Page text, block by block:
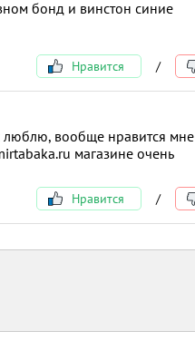
бонд и винстон синие
Нравится /
люблю, вообще нравится мне
магазине очень
Нравится /